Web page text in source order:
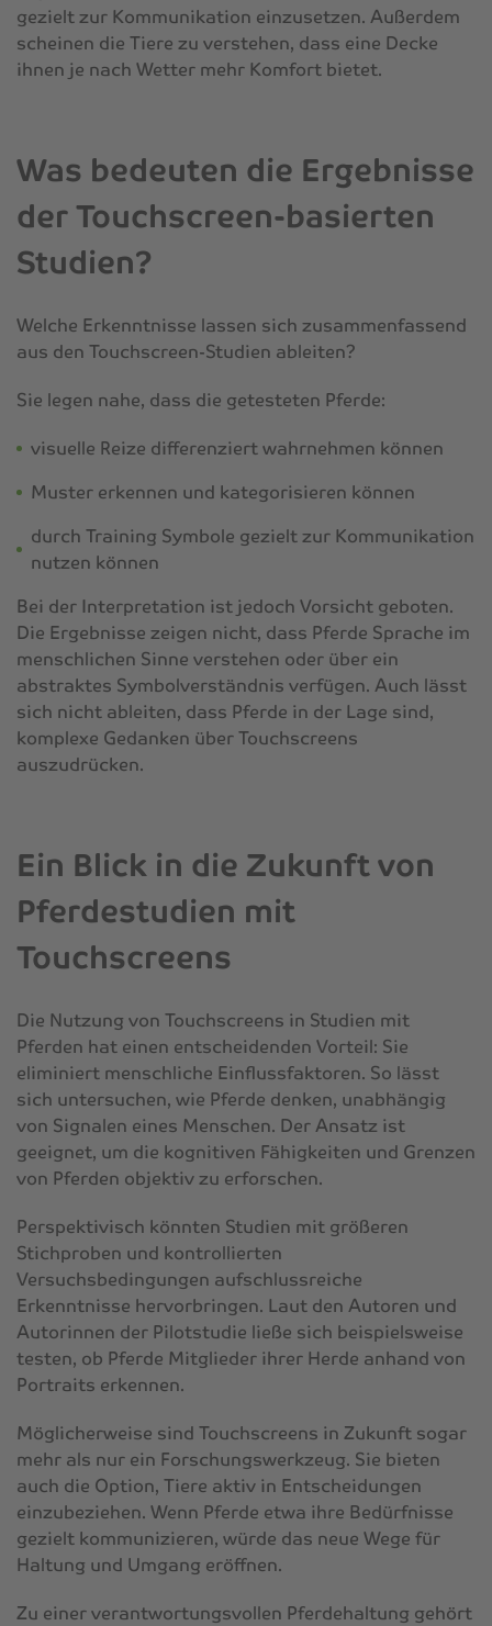
gezielt zur Kommunikation einzusetzen. Außerdem
scheinen die Tiere zu verstehen, dass eine Decke
ihnen je nach Wetter mehr Komfort bietet.
Was bedeuten die Ergebnisse
der Touchscreen-basierten
Studien?
Welche Erkenntnisse lassen sich zusammenfassend
aus den Touchscreen-Studien ableiten?
Sie legen nahe, dass die getesteten Pferde:
visuelle Reize differenziert wahrnehmen können
Muster erkennen und kategorisieren können
durch Training Symbole gezielt zur Kommunikation
nutzen können
Bei der Interpretation ist jedoch Vorsicht geboten.
Die Ergebnisse zeigen nicht, dass Pferde Sprache im
menschlichen Sinne verstehen oder über ein
abstraktes Symbolverständnis verfügen. Auch lässt
sich nicht ableiten, dass Pferde in der Lage sind,
komplexe Gedanken über Touchscreens
auszudrücken.
Ein Blick in die Zukunft von
Pferdestudien mit
Touchscreens
Die Nutzung von Touchscreens in Studien mit
Pferden hat einen entscheidenden Vorteil: Sie
eliminiert menschliche Einflussfaktoren. So lässt
sich untersuchen, wie Pferde denken, unabhängig
von Signalen eines Menschen. Der Ansatz ist
geeignet, um die kognitiven Fähigkeiten und Grenzen
von Pferden objektiv zu erforschen.
Perspektivisch könnten Studien mit größeren
Stichproben und kontrollierten
Versuchsbedingungen aufschlussreiche
Erkenntnisse hervorbringen. Laut den Autoren und
Autorinnen der Pilotstudie ließe sich beispielsweise
testen, ob Pferde Mitglieder ihrer Herde anhand von
Portraits erkennen.
Möglicherweise sind Touchscreens in Zukunft sogar
mehr als nur ein Forschungswerkzeug. Sie bieten
auch die Option, Tiere aktiv in Entscheidungen
einzubeziehen. Wenn Pferde etwa ihre Bedürfnisse
gezielt kommunizieren, würde das neue Wege für
Haltung und Umgang eröffnen.
Zu einer verantwortungsvollen Pferdehaltung gehört